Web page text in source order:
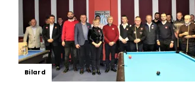
Bilard